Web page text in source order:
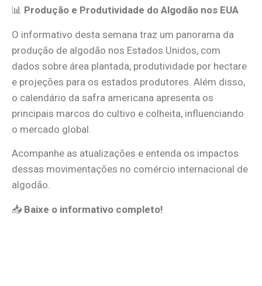
📊 Produção e Produtividade do Algodão nos EUA
O informativo desta semana traz um panorama da
produção de algodão nos Estados Unidos, com
dados sobre área plantada, produtividade por hectare
e projeções para os estados produtores. Além disso,
o calendário da safra americana apresenta os
principais marcos do cultivo e colheita, influenciando
o mercado global.
Acompanhe as atualizações e entenda os impactos
dessas movimentações no comércio internacional de
algodão.
📥 Baixe o informativo completo!